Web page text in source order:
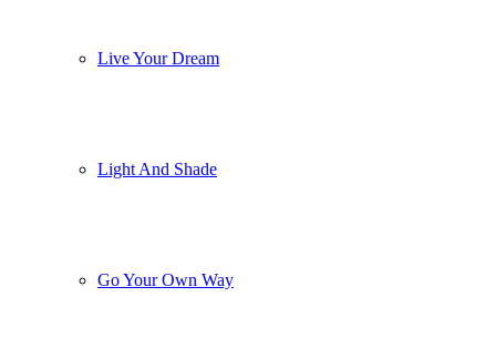
Live Your Dream
Light And Shade
Go Your Own Way